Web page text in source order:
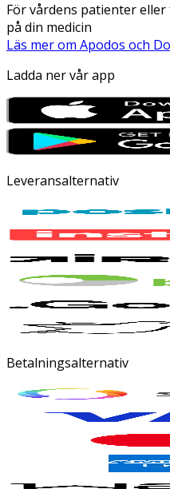
För vårdens patienter
på din medicin
Läs mer om Apodos och
Ladda ner vår app
Leveransalternativ
Betalningsalternativ